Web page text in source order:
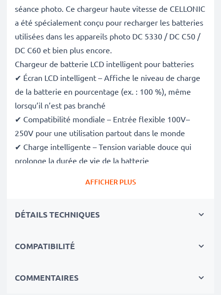
séance photo. Ce chargeur haute vitesse de CELLONIC
a été spécialement conçu pour recharger les batteries
utilisées dans les appareils photo DC 5330 / DC C50 /
DC C60 et bien plus encore.
Chargeur de batterie LCD intelligent pour batteries
✔ Écran LCD intelligent – Affiche le niveau de charge
de la batterie en pourcentage (ex. : 100 %), même
lorsqu’il n’est pas branché
✔ Compatibilité mondiale – Entrée flexible 100V–
250V pour une utilisation partout dans le monde
✔ Charge intelligente – Tension variable douce qui
prolonge la durée de vie de la batterie
Compact et prêt pour le voyage
votre sac photo
AFFICHER PLUS
DÉTAILS TECHNIQUES
COMPATIBILITÉ
COMMENTAIRES